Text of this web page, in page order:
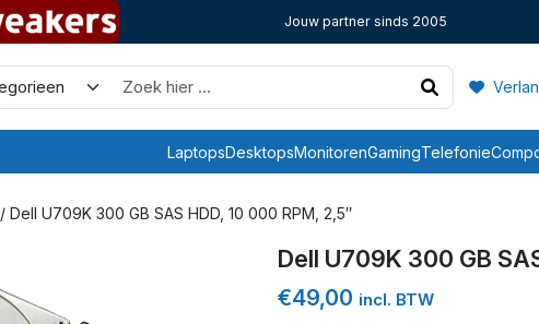
Jouw partner sinds 2005
LaptopsDesktopsMonitorenGamingTelefonie
/ Dell U709K 300 GB SAS HDD, 10 000 RPM, 2,5″
Dell U709K 300 GB
€49,00 incl. BTW